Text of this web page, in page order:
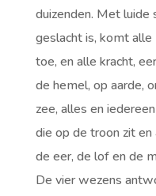
duizenden. Met luide
geslacht is, komt
toe, en alle kracht,
de hemel, op aarde,
zee, alles en
die op de troon zit en
de eer, de lof en de
De vier wezens